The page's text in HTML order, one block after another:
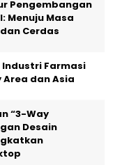
Pengembangan
Menuju Masa
Cerdas
Industri Farmasi
Area dan Asia
“3-Way
Desain